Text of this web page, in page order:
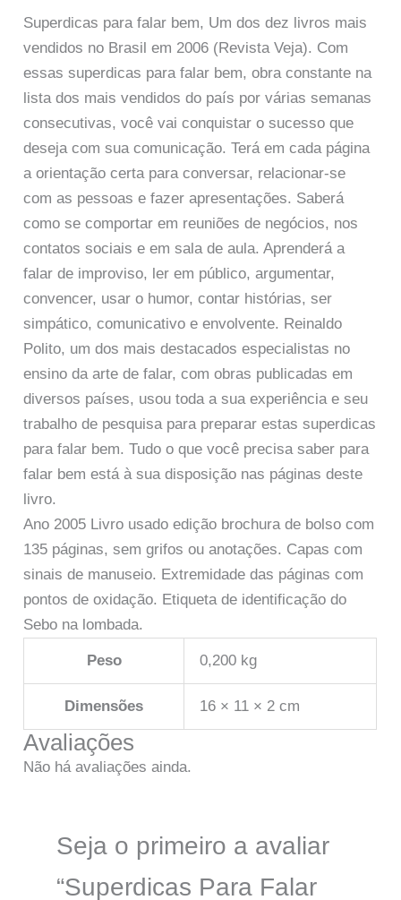
Superdicas para falar bem, Um dos dez livros mais
vendidos no Brasil em 2006 (Revista Veja). Com
essas superdicas para falar bem, obra constante na
lista dos mais vendidos do país por várias semanas
consecutivas, você vai conquistar o sucesso que
deseja com sua comunicação. Terá em cada página
a orientação certa para conversar, relacionar-se
com as pessoas e fazer apresentações. Saberá
como se comportar em reuniões de negócios, nos
contatos sociais e em sala de aula. Aprenderá a
falar de improviso, ler em público, argumentar,
convencer, usar o humor, contar histórias, ser
simpático, comunicativo e envolvente. Reinaldo
Polito, um dos mais destacados especialistas no
ensino da arte de falar, com obras publicadas em
diversos países, usou toda a sua experiência e seu
trabalho de pesquisa para preparar estas superdicas
para falar bem. Tudo o que você precisa saber para
falar bem está à sua disposição nas páginas deste
livro.
Ano 2005 Livro usado edição brochura de bolso com
135 páginas, sem grifos ou anotações. Capas com
sinais de manuseio. Extremidade das páginas com
pontos de oxidação. Etiqueta de identificação do
Sebo na lombada.
Peso 0,200 kg
Dimensões 16 × 11 × 2 cm
Avaliações
Não há avaliações ainda.
Seja o primeiro a avaliar
“Superdicas Para Falar